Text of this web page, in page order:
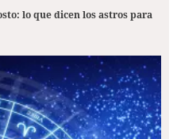
lo que dicen los astros para